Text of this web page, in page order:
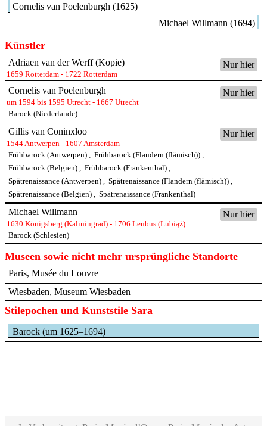
Cornelis van Poelenburgh (1625)
Michael Willmann (1694)
Künstler
Nur hier
Adriaen van der Werff (Kopie)
1659 Rotterdam - 1722 Rotterdam
Nur hier
Cornelis van Poelenburgh
um 1594 bis 1595 Utrecht - 1667 Utrecht
Barock (Niederlande)
Nur hier
Gillis van Coninxloo
1544 Antwerpen - 1607 Amsterdam
Frühbarock (Antwerpen)
Frühbarock (Flandern (flämisch))
Frühbarock (Belgien)
Frühbarock (Frankenthal)
Spätrenaissance (Antwerpen)
Spätrenaissance (Flandern (flämisch))
Spätrenaissance (Belgien)
Spätrenaissance (Frankenthal)
Nur hier
Michael Willmann
1630 Königsberg (Kaliningrad) - 1706 Leubus (Lubiąż)
Barock (Schlesien)
Museen sowie nicht mehr ursprüngliche Standorte
Paris, Musée du Louvre
Wiesbaden, Museum Wiesbaden
Stilepochen und Kunststile Sara
Barock (um 1625–1694)